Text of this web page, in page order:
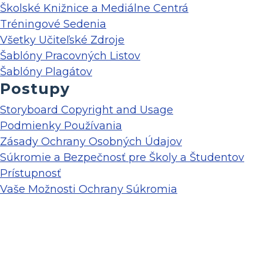
Školské Knižnice a Mediálne Centrá
Tréningové Sedenia
Všetky Učiteľské Zdroje
Šablóny Pracovných Listov
Šablóny Plagátov
Postupy
Storyboard Copyright and Usage
Podmienky Používania
Zásady Ochrany Osobných Údajov
Súkromie a Bezpečnosť pre Školy a Študentov
Prístupnosť
Vaše Možnosti Ochrany Súkromia